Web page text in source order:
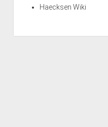
Haecksen Wiki